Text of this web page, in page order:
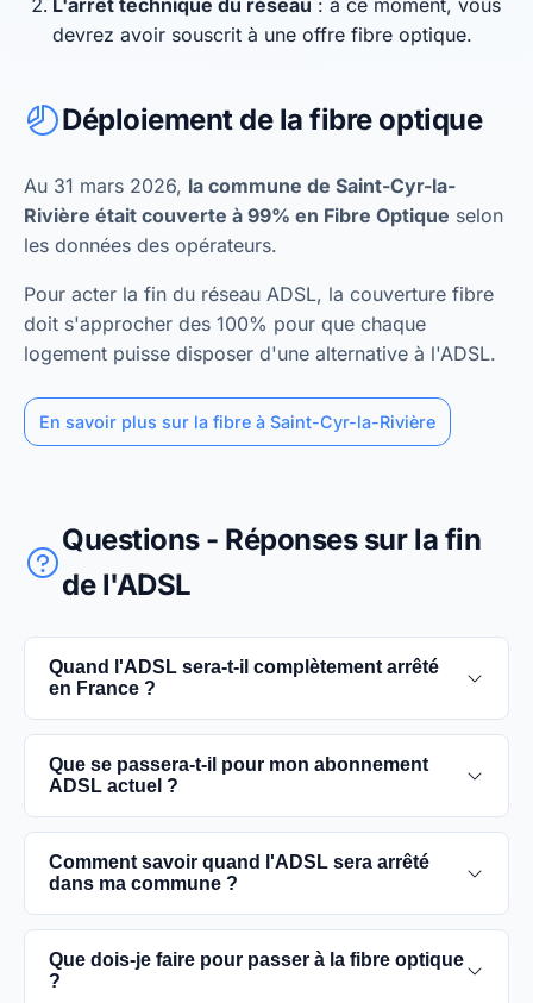
L'arrêt technique du réseau : à ce moment, vous
devrez avoir souscrit à une offre fibre optique.
Déploiement de la fibre optique
Au 31 mars 2026, la commune de Saint-Cyr-la-
Rivière était couverte à 99% en Fibre Optique selon
les données des opérateurs.
Pour acter la fin du réseau ADSL, la couverture fibre
doit s'approcher des 100% pour que chaque
logement puisse disposer d'une alternative à l'ADSL.
En savoir plus sur la fibre à Saint-Cyr-la-Rivière
Questions - Réponses sur la fin
de l'ADSL
Quand l'ADSL sera-t-il complètement arrêté
en France ?
L'extinction complète du réseau ADSL est prévue
pour 2030. D'ici là, les utilisateurs sont
optique, plus rapides et fiables.
Que se passera-t-il pour mon abonnement
ADSL actuel ?
Vous pouvez continuer à utiliser votre
abonnement ADSL jusqu'à la date de fermeture du
conseillé de passer à la fibre optique dès que
possible pour une meilleure qualité de service.
Comment savoir quand l'ADSL sera arrêté
dans ma commune ?
Les dates précises de fermeture de l'ADSL varient
selon les communes. Vous pouvez trouver ces
Que dois-je faire pour passer à la fibre optique
?